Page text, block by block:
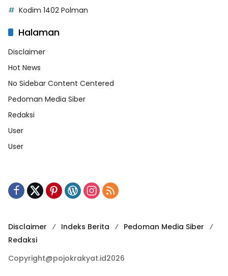
Kodim 1402 Polman
Halaman
Disclaimer
Hot News
No Sidebar Content Centered
Pedoman Media Siber
Redaksi
User
User
Disclaimer Indeks Berita
Pedoman Media Siber
Redaksi
Copyright@pojokrakyat.id2026